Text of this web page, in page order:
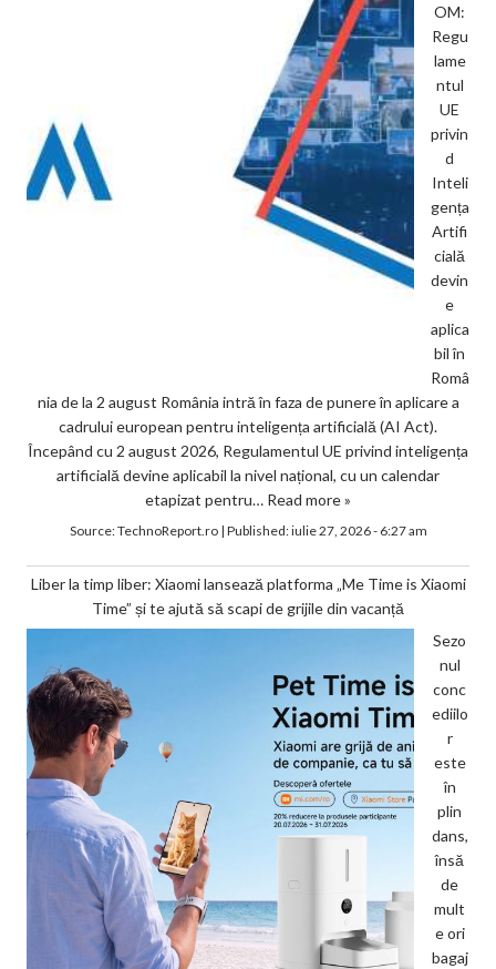
OM:
Regu
lame
ntul
UE
privin
d
Inteli
gența
Artifi
cială
devin
e
aplica
bil în
Româ
nia de la 2 august România intră în faza de punere în aplicare a
cadrului european pentru inteligența artificială (AI Act).
Începând cu 2 august 2026, Regulamentul UE privind inteligența
artificială devine aplicabil la nivel național, cu un calendar
etapizat pentru… Read more »
Source:TechnoReport.ro| Published:iulie 27, 2026 - 6:27 am
Liber la timp liber: Xiaomi lansează platforma „Me Time is Xiaomi
Time” și te ajută să scapi de grijile din vacanță
Sezo
nul
conc
ediilo
r
este
în
plin
dans,
însă
de
mult
e ori
bagaj